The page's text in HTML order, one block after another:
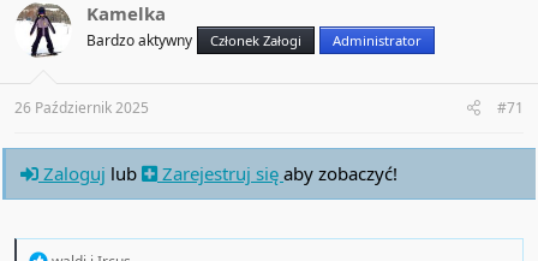
i
s
:
Kamelka
Bardzo aktywny Członek Załogi Administrator
26 Październik 2025 #71
Zaloguj lub Zarejestruj się aby zobaczyć!